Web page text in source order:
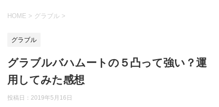
HOME > グラブル >
グラブル
グラブルバハムートの５凸って強い？運
用してみた感想
投稿日： 2019年5月16日